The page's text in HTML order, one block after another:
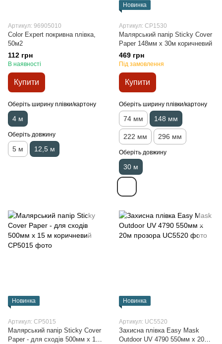
Артикул: 96905010
Color Expert покривна плівка,
50м2
112 грн
В наявності
Купити
Оберіть ширину плівки/картону
4 м
Оберіть довжину
5 м 12,5 м
Новинка
Артикул: CP1530
Малярський папір Sticky Cover
Paper 148мм х 30м коричневий
469 грн
Під замовлення
Купити
Оберіть ширину плівки/картону
74 мм 148 мм
222 мм 296 мм
Оберіть довжину
30 м
Новинка
Артикул: CP5015
Малярський папір Sticky Cover
Paper - для сходів 500мм х 15
Новинка
Артикул: UC5520
Захисна плівка Easy Mask
Outdoor UV 4790 550мм х 20м